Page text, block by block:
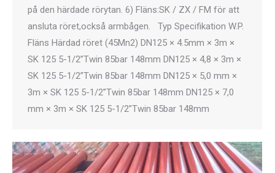
på den härdade rörytan. 6) Fläns:SK / ZX / FM för att
ansluta röret,också armbågen. Typ Specifikation W.P.
Fläns Härdad röret (45Mn2) DN125 × 4.5mm × 3m ×
SK 125 5-1/2”Twin 85bar 148mm DN125 × 4,8 × 3m ×
SK 125 5-1/2”Twin 85bar 148mm DN125 × 5,0 mm ×
3m × SK 125 5-1/2”Twin 85bar 148mm DN125 × 7,0
mm × 3m × SK 125 5-1/2”Twin 85bar 148mm